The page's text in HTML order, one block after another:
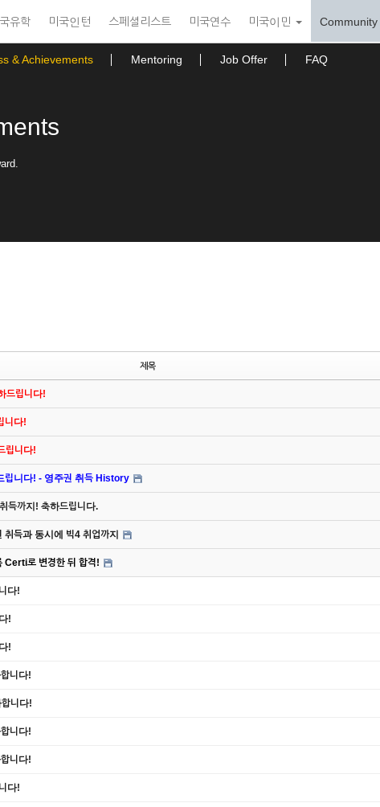
유학 미국인턴 스페셜리스트 미국연수 미국이민 Community
& Achievements Mentoring Job Offer FAQ
제목
드립니다!
니다!
립니다!
립니다! - 영주권 취득 History
득까지! 축하드립니다.
득과 동시에 빅4 취업까지
Certi로 변경한 뒤 합격!
다!
!
!
니다!
니다!
니다!
니다!
다!